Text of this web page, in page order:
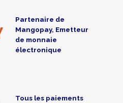
Partenaire de
Mangopay, Emetteur
de monnaie
électronique
Tous les paiements